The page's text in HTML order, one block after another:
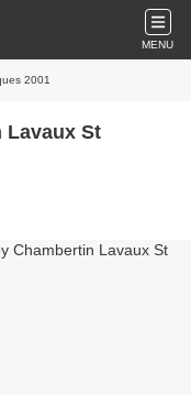
MENU
2001
Lavaux St